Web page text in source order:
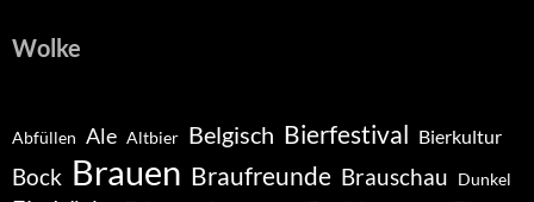
Wolke
Abfüllen Ale Altbier Belgisch Bierfestival Bierkultur
Bock Brauen Braufreunde Brauschau Dunkel